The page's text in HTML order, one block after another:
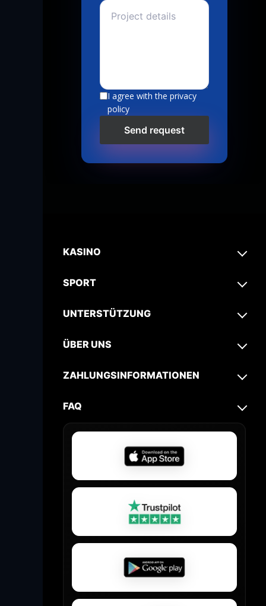
I agree with the privacy
policy
Send request
KASINO
SPORT
UNTERSTÜTZUNG
ÜBER UNS
ZAHLUNGSINFORMATIONEN
FAQ